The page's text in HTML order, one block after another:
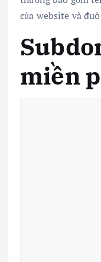
của website và
miền